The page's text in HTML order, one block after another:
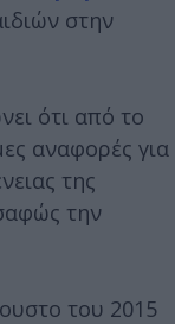
στην
ότι από το
αναφορές για
της
την
του 2015